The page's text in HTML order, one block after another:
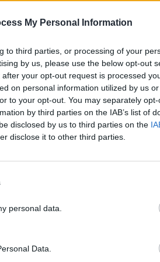
My Personal Information
to third parties, or processing of your
by us, please use the below opt-out
your opt-out request is processed
on personal information utilized by us
to your opt-out. You may separately
by third parties on the IAB’s list of
disclosed by us to third parties on the
disclose it to other third parties.
personal data.
Data.
a
és mit
Vigyázat, mérgező! Avagy
Kedvelt nassolnivalónk, a
sajnos már kis mennyiségben
gondot okozhat kedvencünk
nézve. Mitől minősül
tehetünk, ha kutyánk
fogyasztott?
tovább »
húsvéti
mindig
Kutyabarát húsvét – 6 tipp,
kutyánk szempontjából is